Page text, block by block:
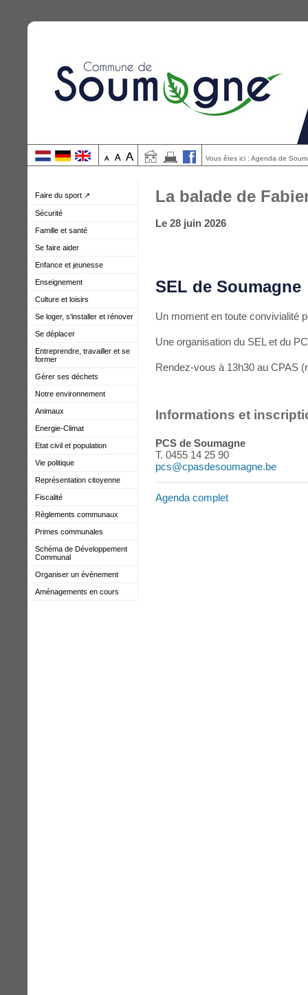
Vous êtes ici : Agenda de
Faire du sport ↗
Sécurité
Famille et santé
Se faire aider
Enfance et jeunesse
Enseignement
Culture et loisirs
Se loger, s'installer et rénover
Se déplacer
Entreprendre, travailler et se
former
Gérer ses déchets
Notre environnement
Animaux
Energie-Climat
Etat civil et population
Vie politique
Représentation citoyenne
Fiscalité
Règlements communaux
Primes communales
Schéma de Développement
Communal
Organiser un événement
Aménagements en cours
La balade de
Le 28 juin 2026
SEL de Soumagne
Un moment en toute convivialité
Une organisation du SEL et du
Rendez-vous à 13h30 au CPAS
Informations et
PCS de Soumagne
T. 0455 14 25 90
pcs@cpasdesoumagne.be
Agenda complet